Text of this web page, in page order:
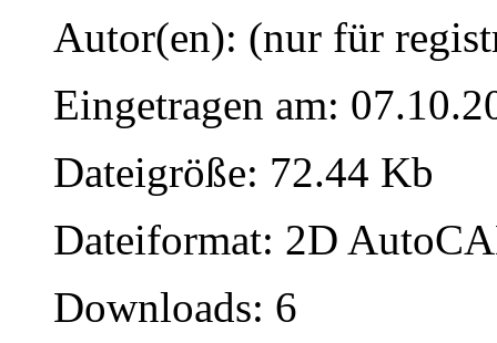
Autor(en): (nur für
Eingetragen am:
Dateigröße: 72.44 Kb
Dateiformat: 2D
Downloads: 6